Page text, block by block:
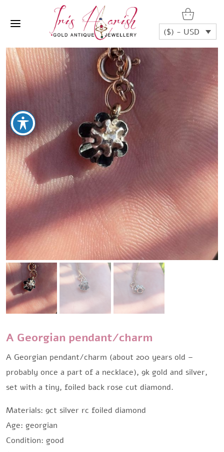
($) - USD
A Georgian pendant/charm
A Georgian pendant/charm (about 200 years old –
probably once a part of a necklace), 9k gold and silver,
set with a tiny, foiled back rose cut diamond.
Materials: 9ct silver rc foiled diamond
Age: georgian
Condition: good